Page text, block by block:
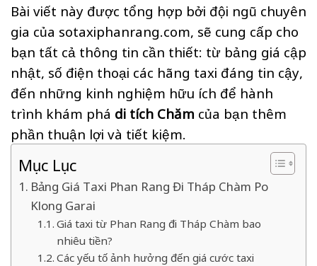
Bài viết này được tổng hợp bởi đội ngũ chuyên
gia của sotaxiphanrang.com, sẽ cung cấp cho
bạn tất cả thông tin cần thiết: từ bảng giá cập
nhật, số điện thoại các hãng taxi đáng tin cậy,
đến những kinh nghiệm hữu ích để hành
trình khám phá di tích Chăm của bạn thêm
phần thuận lợi và tiết kiệm.
Mục Lục
Bảng Giá Taxi Phan Rang Đi Tháp Chàm Po
Klong Garai
Giá taxi từ Phan Rang đi Tháp Chàm bao
nhiêu tiền?
Các yếu tố ảnh hưởng đến giá cước taxi